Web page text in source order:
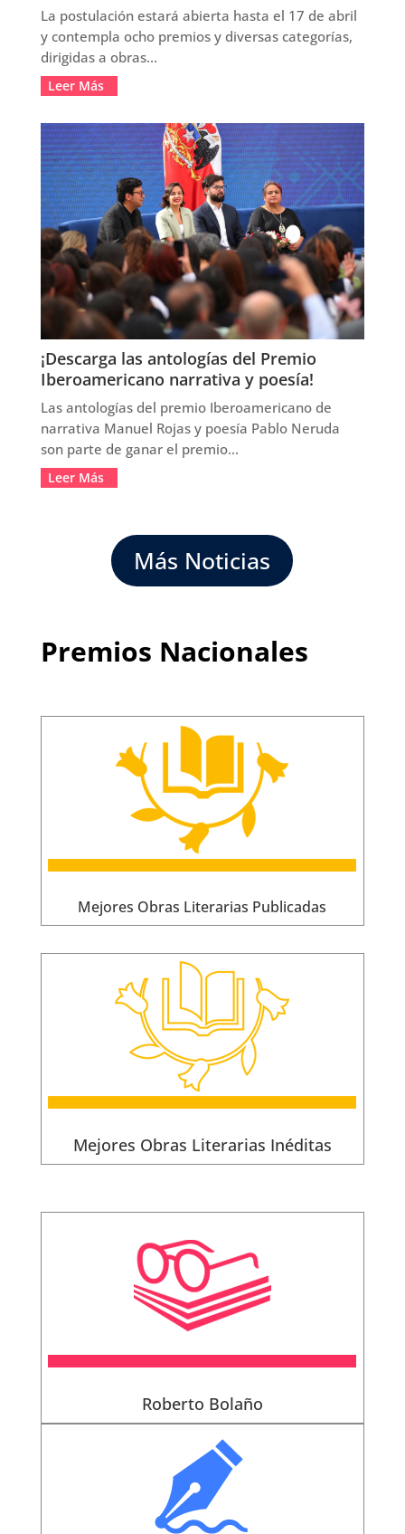
La postulación estará abierta hasta el 17 de abril
y contempla ocho premios y diversas categorías,
dirigidas a obras...
Leer Más
¡Descarga las antologías del Premio
Iberoamericano narrativa y poesía!
Las antologías del premio Iberoamericano de
narrativa Manuel Rojas y poesía Pablo Neruda
son parte de ganar el premio...
Leer Más
Más Noticias
Premios Nacionales
Mejores Obras Literarias Publicadas
Mejores Obras Literarias Inéditas
Roberto Bolaño